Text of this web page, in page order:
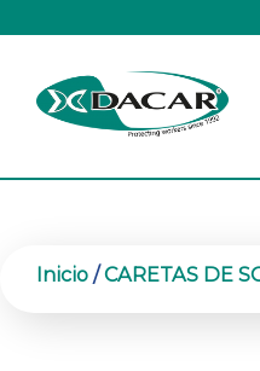
contenido
Inicio /CARETAS DE